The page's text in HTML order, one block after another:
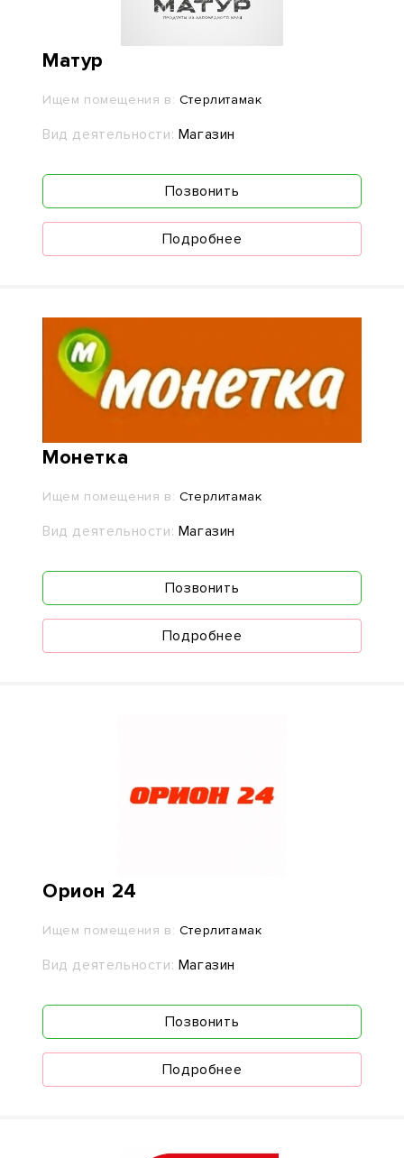
Матур
Ищем помещения в: Стерлитамак
Вид деятельности: Магазин
Позвонить
Подробнее
Монетка
Ищем помещения в: Стерлитамак
Вид деятельности: Магазин
Позвонить
Подробнее
Орион 24
Ищем помещения в: Стерлитамак
Вид деятельности: Магазин
Позвонить
Подробнее